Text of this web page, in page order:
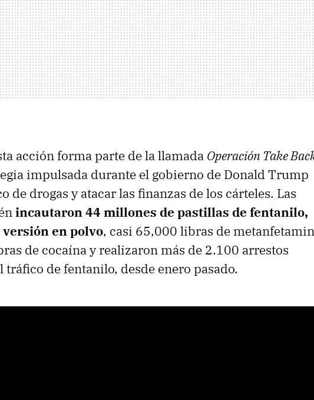
acción forma parte de la llamada Operación Take
impulsada durante el gobierno de Donald Trump
de drogas y atacar las finanzas de los cárteles. Las
incautaron 44 millones de pastillas de fentanilo,
en polvo, casi 65,000 libras de
de cocaína y realizaron más de 2.100 arrestos
tráfico de fentanilo, desde enero pasado.